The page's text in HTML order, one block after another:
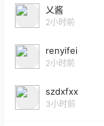
乂酱
2小时前
renyifei
2小时前
szdxfxx
3小时前